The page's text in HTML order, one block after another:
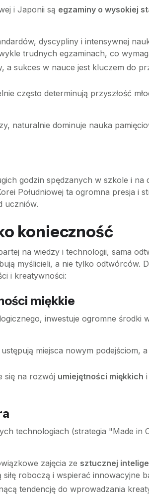
i Japonii są egzaminy o wysokiej
dyscypliny i intensywnej
trudnych egzaminach, co
a sukces w nauce jest kluczem do
często determinują przyszłość
naturalnie dominuje nauka
godzin spędzanych w szkole i
Południowej ta ogromna presja i
uczniów.
konieczność
na wiedzy i technologii, sama
myślicieli, a nie tylko odtwórców.
i kreatywności:
miękkie
inwestuje ogromne środki
miejsca nowym podejściom,
się na rozwój umiejętności miękkich
technologiach (strategia "Made in
zajęcia ze sztucznej
roboczą i wspierać innowacyjne
tendencję do wprowadzania